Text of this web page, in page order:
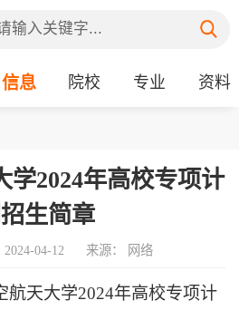
信息 院校 专业 资料
学2024年高校专项计
生简章
2024-04-12 来源： 网络
航天大学2024年高校专项计